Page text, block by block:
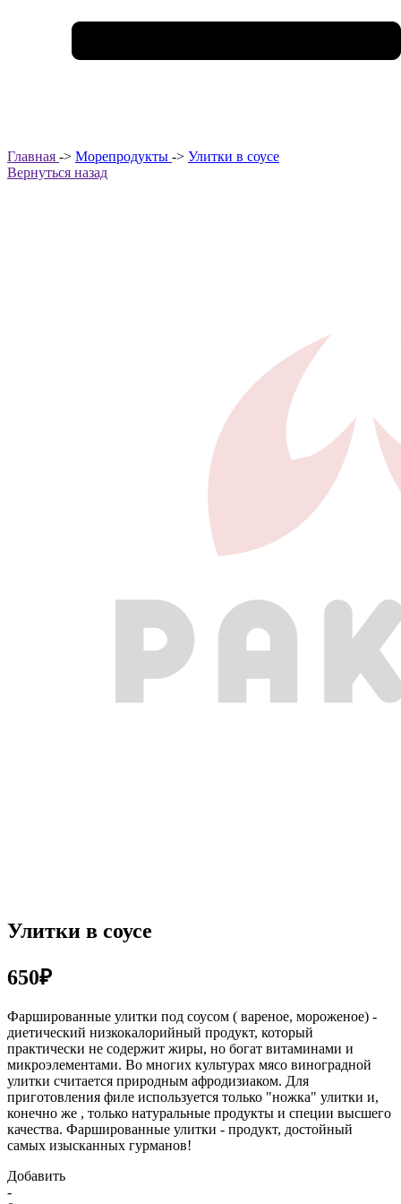
Главная -> Морепродукты -> Улитки в соусе
Вернуться назад
Улитки в соусе
650₽
Фаршированные улитки под соусом ( вареное, мороженое) -
диетический низкокалорийный продукт, который
практически не содержит жиры, но богат витаминами и
микроэлементами. Во многих культурах мясо виноградной
улитки считается природным афродизиаком. Для
приготовления филе используется только "ножка" улитки и,
конечно же , только натуральные продукты и специи высшего
качества. Фаршированные улитки - продукт, достойный
самых изысканных гурманов!
Добавить
-